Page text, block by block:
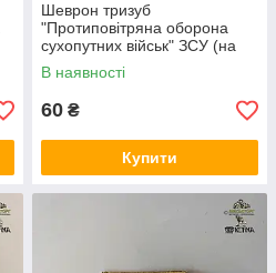
Шеврон тризуб
"Протиповітряна оборона
сухопутних військ" ЗСУ (на
липучці)
В наявності
60 ₴
Купити